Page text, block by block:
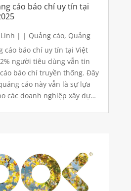
cáo báo chí uy tín tại
| | Quảng cáo, Quảng
cáo báo giấy
cáo báo chí uy tín tại Việt
người tiêu dùng vẫn tin
báo chí truyền thống. Đây
cáo này vẫn là sự lựa
các doanh nghiệp xây dựng